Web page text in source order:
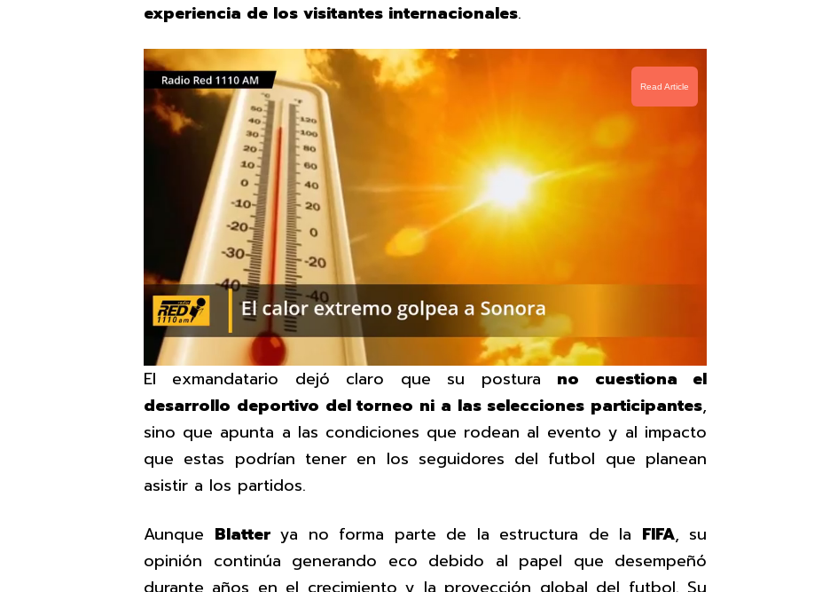
experiencia de los visitantes internacionales.
Read Article
El exmandatario dejó claro que su postura no cuestiona el
desarrollo deportivo del torneo ni a las selecciones participantes,
sino que apunta a las condiciones que rodean al evento y al impacto
que estas podrían tener en los seguidores del futbol que planean
asistir a los partidos.
Aunque Blatterya no forma parte de la estructura de la FIFA, su
opinión continúa generando eco debido al papel que desempeñó